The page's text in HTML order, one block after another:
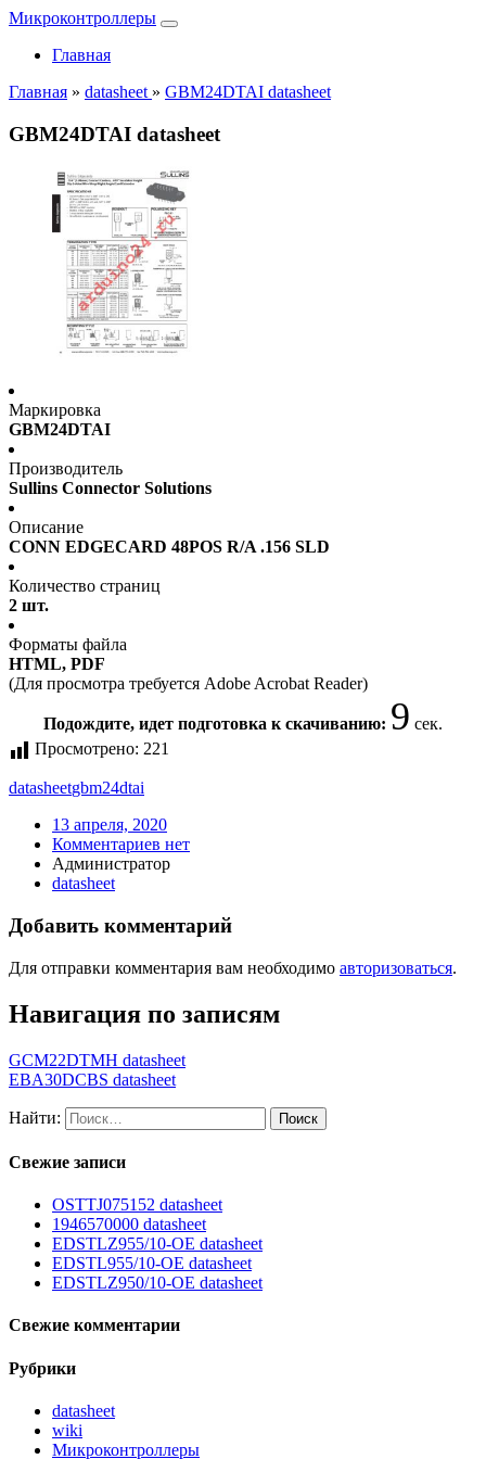
Микроконтроллеры
Главная
Главная » datasheet » GBM24DTAI datasheet
GBM24DTAI datasheet
Маркировка
GBM24DTAI
Производитель
Sullins Connector Solutions
Описание
CONN EDGECARD 48POS R/A .156 SLD
Количество страниц
2 шт.
Форматы файла
HTML, PDF
(Для просмотра требуется Adobe Acrobat Reader)
Подождите, идет подготовка к скачиванию: 9 сек.
Просмотрено: 221
datasheetgbm24dtai
13 апреля, 2020
Комментариев нет
Администратор
datasheet
Добавить комментарий
Для отправки комментария вам необходимо авторизоваться.
Навигация по записям
GCM22DTMH datasheet
EBA30DCBS datasheet
Найти:
Свежие записи
OSTTJ075152 datasheet
1946570000 datasheet
EDSTLZ955/10-OE datasheet
EDSTL955/10-OE datasheet
EDSTLZ950/10-OE datasheet
Свежие комментарии
Рубрики
datasheet
wiki
Микроконтроллеры